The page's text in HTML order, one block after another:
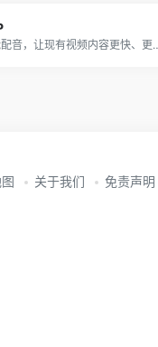
利用人工智能配音，让现有
关于我们 免责声明